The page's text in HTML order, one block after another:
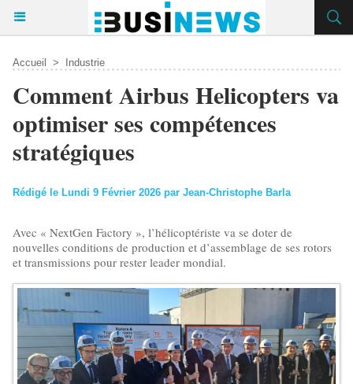
Accueil > Industrie
Comment Airbus Helicopters va
optimiser ses compétences
stratégiques
Rédigé le Lundi 9 Février 2026 par Jean-Christophe Barla
Avec « NextGen Factory », l’hélicoptériste va se doter de
nouvelles conditions de production et d’assemblage de ses rotors
et transmissions pour rester leader mondial.